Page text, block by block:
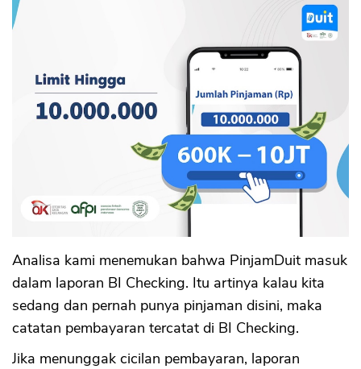
Analisa kami menemukan bahwa PinjamDuit masuk
dalam laporan BI Checking. Itu artinya kalau kita
sedang dan pernah punya pinjaman disini, maka
catatan pembayaran tercatat di BI Checking.
Jika menunggak cicilan pembayaran, laporan